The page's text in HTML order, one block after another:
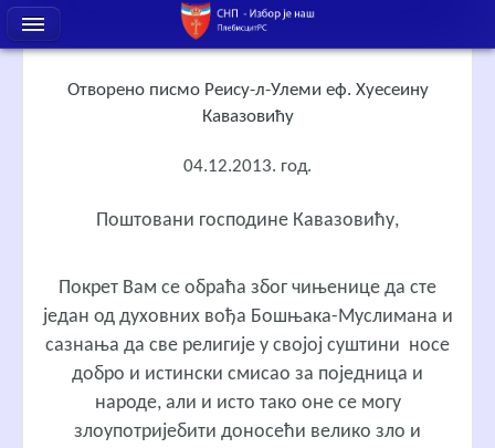
Отворено писмо Реису-л-Улеми еф. Хуесеину
Кавазовићу
04.12.2013. год.
Поштовани господине Кавазовићу,
Покрет Вам се обраћа због чињенице да сте
један од духовних вођа Бошњака-Муслимана и
сазнања да све религије у својој суштини носе
добро и истински смисао за поједница и
народе, али и исто тако оне се могу
злоупотријебити доносећи велико зло и